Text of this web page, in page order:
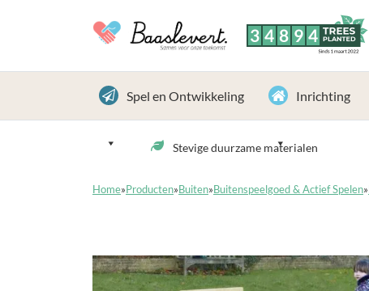
3 4 8 9 4 TREES
PLANTED
Sinds 1 maart 2022
Spel en Ontwikkeling Inrichting
Stevige duurzame materialen
Home» Producten» Buiten» Buitenspeelgoed & Actief Spelen»